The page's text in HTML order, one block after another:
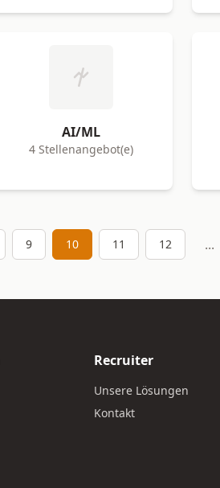
AI/ML
4 Stellenangebot(e)
9 10 11 12 ...
Recruiter
Unsere Lösungen
Kontakt